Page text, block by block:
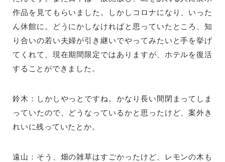
作品を見てもらいました。しかしコロナになり、いった
ん休館に。どうにかしなければと思っていたところ、知
り合いの若い夫婦が引き継いでやってみたいと手を挙げ
てくれて、現在期間限定ではありますが、ホテルを復活
することができました。
鈴木：しかしやっとですね。かなり長い間閉まってしま
っていたので、どうなっているかと思ったけど、案外き
れいに残っていたとか。
遠山：そう、畑の雑草はすごかったけど、レモンの木も